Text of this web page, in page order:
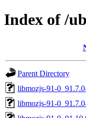
Index of /
Parent Directory
libmozjs-91-
libmozjs-91-